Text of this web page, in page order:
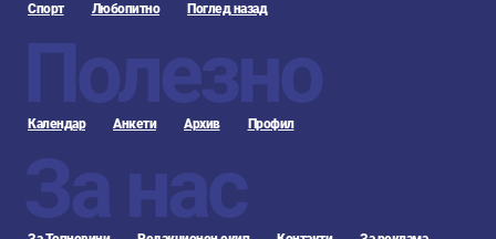
Спорт Любопитно Поглед назад
Полезно
Календар Анкети Архив Профил
За нас